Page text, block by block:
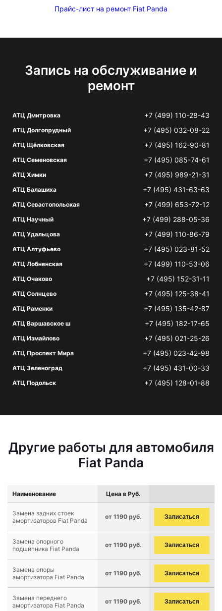
Прайс-лист на ремонт Fiat Panda
Запись на обслуживание и
ремонт
АТЦ Дмитровка +7 (499) 110-28-43
АТЦ Долгопрудный +7 (495) 032-08-22
АТЦ Щёлковская +7 (495) 162-90-81
АТЦ Семеновская +7 (495) 085-74-61
АТЦ Химки +7 (495) 989-21-31
АТЦ Балашиха +7 (495) 431-63-63
АТЦ Севастопольская +7 (499) 653-72-12
АТЦ Научный +7 (499) 288-05-36
АТЦ Удальцова +7 (499) 110-86-79
АТЦ Алтуфьево +7 (495) 023-81-52
АТЦ Лобненская +7 (499) 110-53-06
АТЦ Очаково +7 (495) 152-31-11
АТЦ Солнцево +7 (495) 125-38-41
АТЦ Раменки +7 (495) 135-42-87
АТЦ Варшавское ш +7 (495) 182-17-65
АТЦ Измайлово +7 (495) 021-25-26
АТЦ Проспект Мира +7 (495) 023-42-98
АТЦ Зеленоград +7 (495) 431-00-33
АТЦ Подольск +7 (495) 128-01-88
Другие работы для автомобиля
Fiat Panda
Наименование Цена в Руб.
Замена задних стоек
амортизаторов Fiat Panda
от 1190 руб. Записаться
Замена опорного
подшипника Fiat Panda
от 1190 руб. Записаться
Замена опоры
амортизатора Fiat Panda
от 1190 руб. Записаться
Замена переднего
амортизатора Fiat Panda
от 1190 руб. Записаться